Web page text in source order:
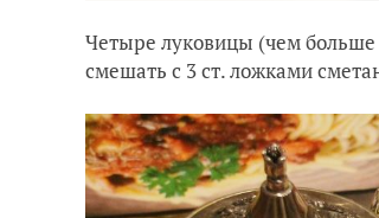
Четыре луковицы (чем больше
смешать с 3 ст. ложками